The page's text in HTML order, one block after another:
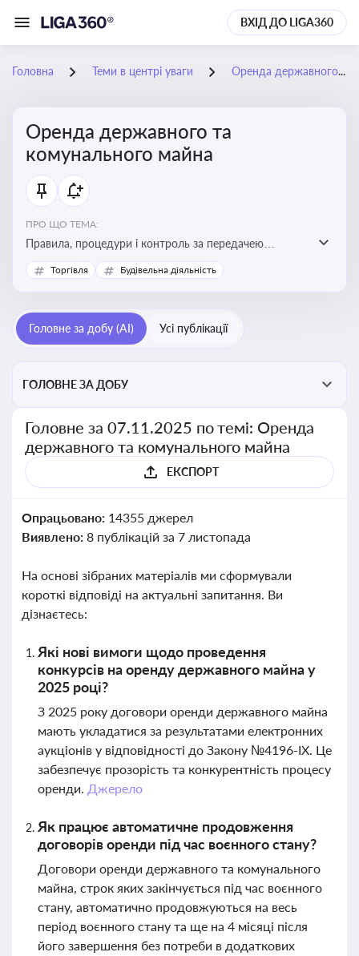
ВХІД ДО LIGA360
Головна Теми в центрі уваги Оренда державного та комунального майна
Оренда державного та
комунального майна
ПРО ЩО ТЕМА:
Правила, процедури і контроль за передачею
державного та комунального майна в оренду. Кейси
використання публічного майна
Торгівля Будівельна діяльність
Головне за добу (AI) Усі публікації
ГОЛОВНЕ ЗА ДОБУ
Головне за 07.11.2025 по темі: Оренда
державного та комунального майна
ЕКСПОРТ
Опрацьовано: 14355 джерел
Виявлено: 8 публікацій за 7 листопада
На основі зібраних матеріалів ми сформували
короткі відповіді на актуальні запитання. Ви
дізнаєтесь:
Які нові вимоги щодо проведення
конкурсів на оренду державного майна у
2025 році?
З 2025 року договори оренди державного майна
мають укладатися за результатами електронних
аукціонів у відповідності до Закону №4196-IX. Це
забезпечує прозорість та конкурентність процесу
оренди. Джерело
Як працює автоматичне продовження
договорів оренди під час воєнного стану?
Договори оренди державного та комунального
майна, строк яких закінчується під час воєнного
стану, автоматично продовжуються на весь
період воєнного стану та ще на 4 місяці після
його завершення без потреби в додаткових